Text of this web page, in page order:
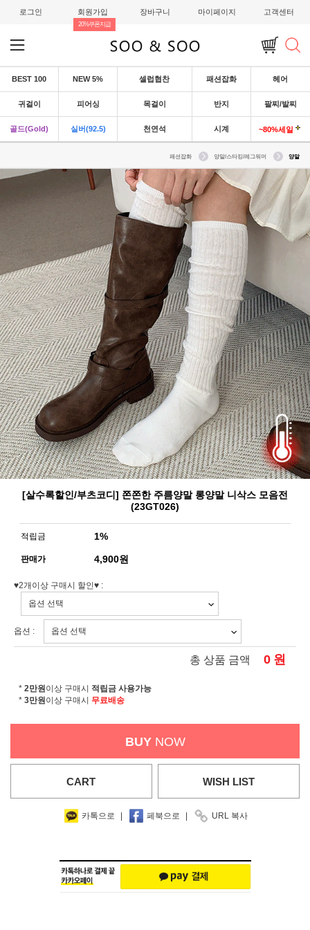
로그인 회원가입
20%쿠폰지급
장바구니 마이페이지 고객센터
BEST 100 NEW 5% 셀럽협찬 패션잡화 헤어
귀걸이 피어싱 목걸이 반지 팔찌/발찌
골드(Gold) 실버(92.5) 천연석 시계 ~80%세일
패션잡화 양말/스타킹/레그워머 양말
[살수록할인/부츠코디] 쫀쫀한 주름양말 롱양말 니삭스 모음전
(23GT026)
적립금 1%
판매가 4,900원
♥2개이상 구매시 할인♥ :
옵션 :
총 상품 금액 0 원
* 2만원이상 구매시 적립금 사용가능
* 3만원이상 구매시 무료배송
BUYNOW
CART WISH LIST
카톡으로 페북으로 URL 복사